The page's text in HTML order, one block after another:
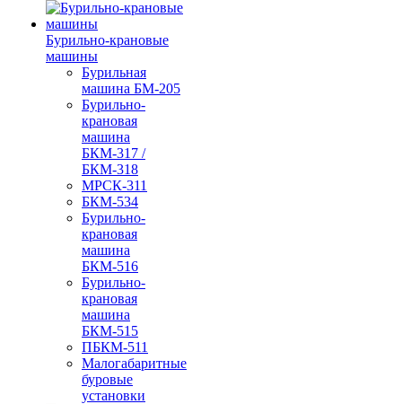
Бурильно-крановые
машины
Бурильная
машина БМ-205
Бурильно-
крановая
машина
БКМ-317 /
БКМ-318
МРСК-311
БКМ-534
Бурильно-
крановая
машина
БКМ-516
Бурильно-
крановая
машина
БКМ-515
ПБКМ-511
Малогабаритные
буровые
установки